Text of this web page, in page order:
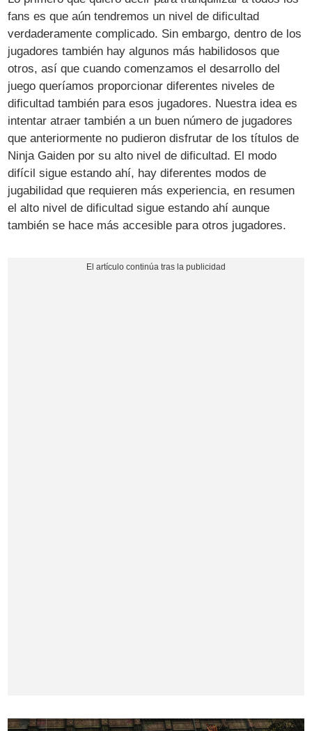
fans es que aún tendremos un nivel de dificultad
verdaderamente complicado. Sin embargo, dentro de los
jugadores también hay algunos más habilidosos que
otros, así que cuando comenzamos el desarrollo del
juego queríamos proporcionar diferentes niveles de
dificultad también para esos jugadores. Nuestra idea es
intentar atraer también a un buen número de jugadores
que anteriormente no pudieron disfrutar de los títulos de
Ninja Gaiden por su alto nivel de dificultad. El modo
difícil sigue estando ahí, hay diferentes modos de
jugabilidad que requieren más experiencia, en resumen
el alto nivel de dificultad sigue estando ahí aunque
también se hace más accesible para otros jugadores.